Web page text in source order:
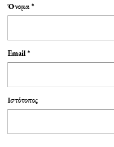
Όνομα*
Email*
Ιστότοπος